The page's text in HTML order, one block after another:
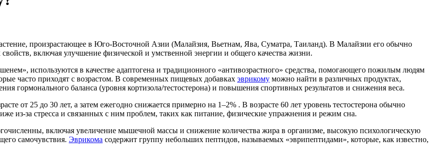
произрастающее в Юго-Восточной Азии (Малайзия, Вьетнам, Ява, Суматра, Таиланд). В Малайзии его обычно
включая улучшение физической и умственной энергии и общего качества жизни.
используются в качестве адаптогена и традиционного «антивозрастного» средства, помогающего пожилым людям
часто приходят с возрастом. В современных пищевых добавках эврикому можно найти в различных продуктах,
гормонального баланса (уровня кортизола/тестостерона) и повышения спортивных результатов и снижения веса.
от 25 до 30 лет, а затем ежегодно снижается примерно на 1–2% . В возрасте 60 лет уровень тестостерона обычно
из-за стресса и связанных с ним проблем, таких как питание, физические упражнения и режим сна.
включая увеличение мышечной массы и снижение количества жира в организме, высокую психологическую
самочувствия. Эврикома содержит группу небольших пептидов, называемых «эврипептидами», которые, как известно,